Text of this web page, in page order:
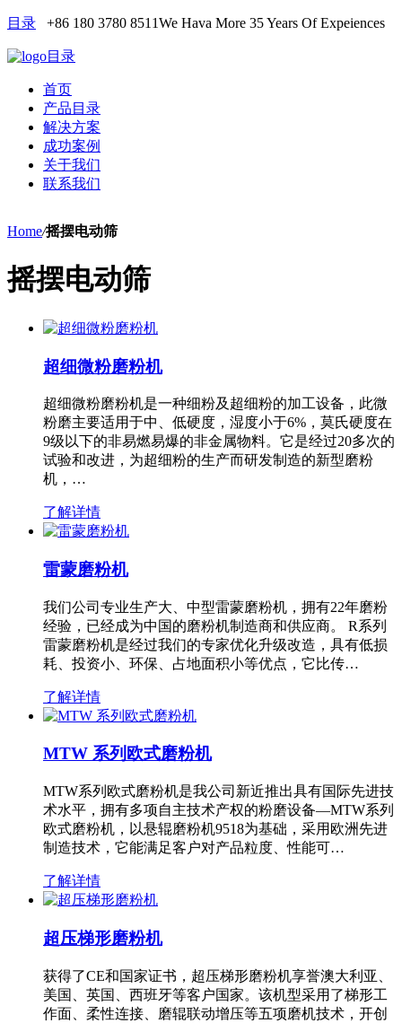
目录 +86 180 3780 8511We Hava More 35 Years Of Expeiences
目录
首页
产品目录
解决方案
成功案例
关于我们
联系我们
Home/摇摆电动筛
摇摆电动筛
超细微粉磨粉机
超细微粉磨粉机是一种细粉及超细粉的加工设备，此微
粉磨主要适用于中、低硬度，湿度小于6%，莫氏硬度在
9级以下的非易燃易爆的非金属物料。它是经过20多次的
试验和改进，为超细粉的生产而研发制造的新型磨粉
机，…
了解详情
雷蒙磨粉机
我们公司专业生产大、中型雷蒙磨粉机，拥有22年磨粉
经验，已经成为中国的磨粉机制造商和供应商。 R系列
雷蒙磨粉机是经过我们的专家优化升级改造，具有低损
耗、投资小、环保、占地面积小等优点，它比传…
了解详情
MTW 系列欧式磨粉机
MTW系列欧式磨粉机是我公司新近推出具有国际先进技
术水平，拥有多项自主技术产权的粉磨设备—MTW系列
欧式磨粉机，以悬辊磨粉机9518为基础，采用欧洲先进
制造技术，它能满足客户对产品粒度、性能可…
了解详情
超压梯形磨粉机
获得了CE和国家证书，超压梯形磨粉机享誉澳大利亚、
美国、英国、西班牙等客户国家。该机型采用了梯形工
作面、柔性连接、磨辊联动增压等五项磨机技术，开创